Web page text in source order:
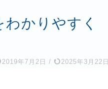
わかりやすく
2019年7月2日 / 2025年3月22日